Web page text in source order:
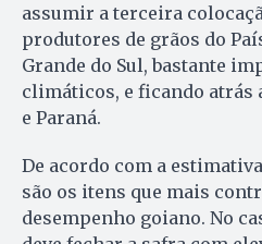
assumir a terceira
produtores de grãos do
Grande do Sul, bastante
climáticos, e ficando atrás
e Paraná.
De acordo com a
são os itens que mais
desempenho goiano. No